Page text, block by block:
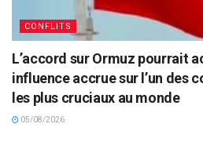
CONFLITS
L’accord sur Ormuz pourrait
influence accrue sur l’un des
les plus cruciaux au monde
05/08/2026